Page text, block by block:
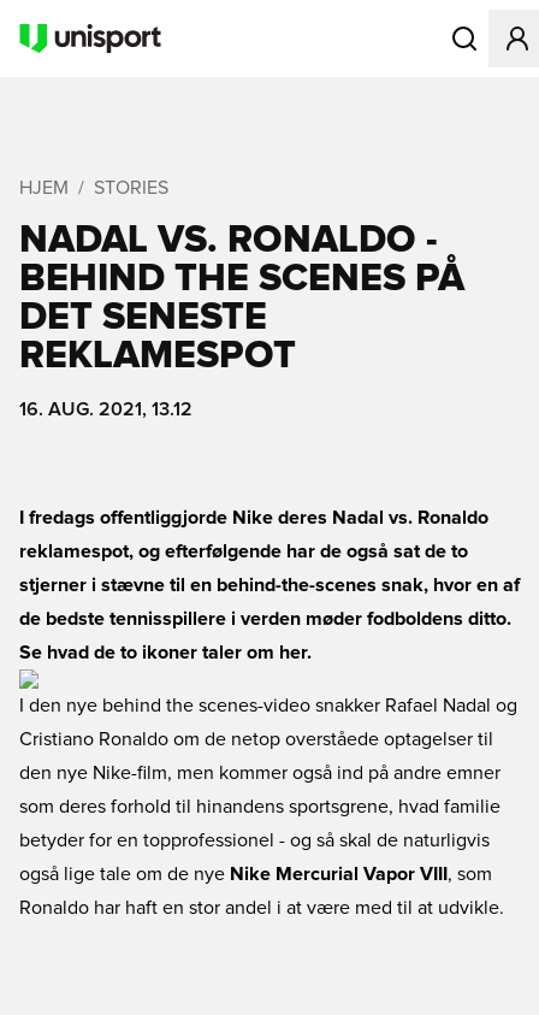
Åbner en
HJEM STORIES
NADAL VS. RONALDO -
BEHIND THE SCENES PÅ
DET SENESTE
REKLAMESPOT
16. AUG. 2021, 13.12
I fredags offentliggjorde Nike deres Nadal vs. Ronaldo
reklamespot, og efterfølgende har de også sat de to
stjerner i stævne til en behind-the-scenes snak, hvor en af
de bedste tennisspillere i verden møder fodboldens ditto.
Se hvad de to ikoner taler om her.
I den nye behind the scenes-video snakker Rafael Nadal og
Cristiano Ronaldo om de netop overståede optagelser til
den nye Nike-film, men kommer også ind på andre emner
som deres forhold til hinandens sportsgrene, hvad familie
betyder for en topprofessionel - og så skal de naturligvis
også lige tale om de nye Nike Mercurial Vapor VIII , som
Ronaldo har haft en stor andel i at være med til at udvikle.